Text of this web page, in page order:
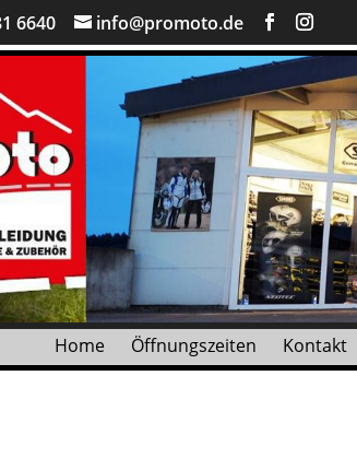
6640 info@promoto.de
Home Öffnungszeiten Kontakt